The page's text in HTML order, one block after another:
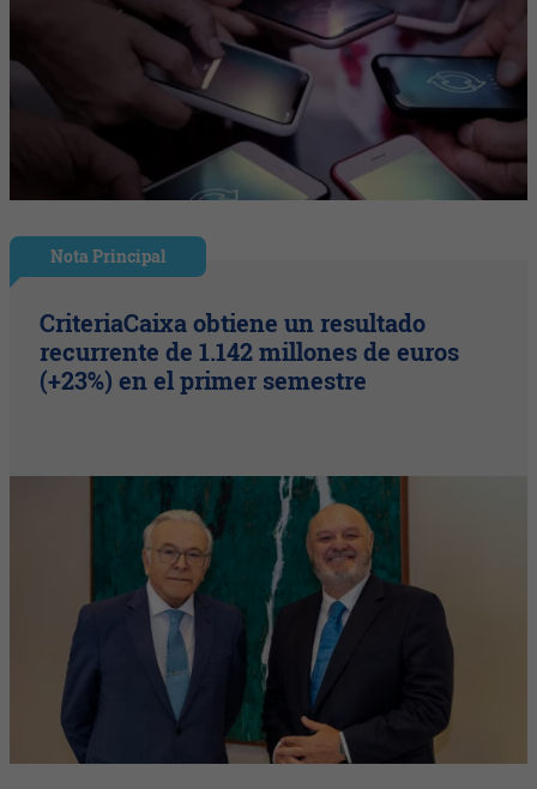
Nota Principal
CriteriaCaixa obtiene un resultado
recurrente de 1.142 millones de euros
(+23%) en el primer semestre